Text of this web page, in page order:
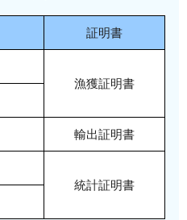
証明書
漁獲証明書
輸出証明書
統計証明書